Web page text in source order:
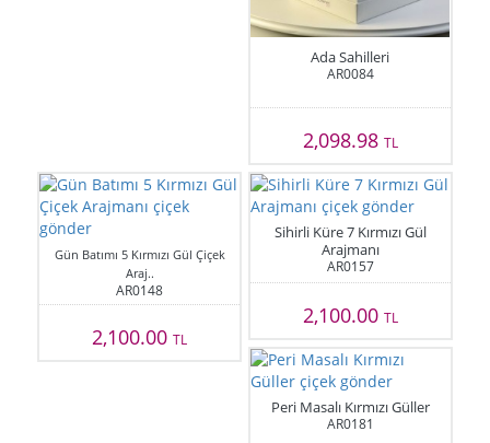
Ada Sahilleri
AR0084
2,098.98 TL
Gün Batımı 5 Kırmızı Gül Çiçek
Araj..
AR0148
2,100.00TL
Sihirli Küre 7 Kırmızı Gül
Arajmanı
AR0157
2,100.00 TL
Peri Masalı Kırmızı Güller
AR0181